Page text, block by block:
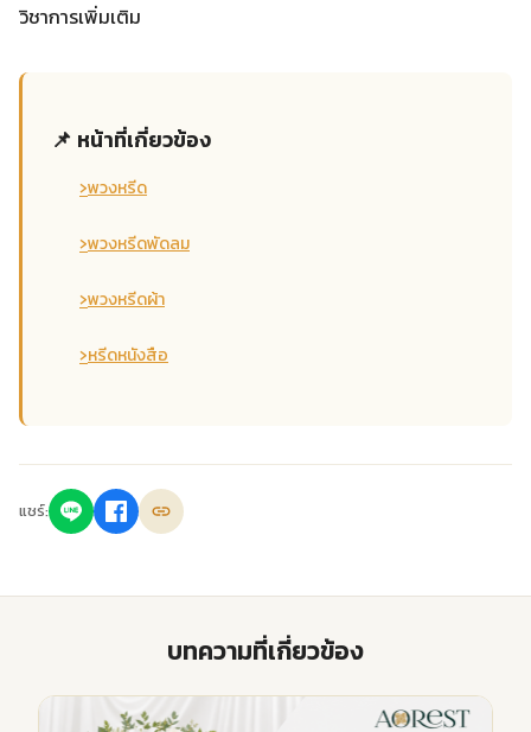
วิชาการเพิ่มเติม
📌 หน้าที่เกี่ยวข้อง
›พวงหรีด
›พวงหรีดพัดลม
›พวงหรีดผ้า
›หรีดหนังสือ
แชร์:
บทความที่เกี่ยวข้อง